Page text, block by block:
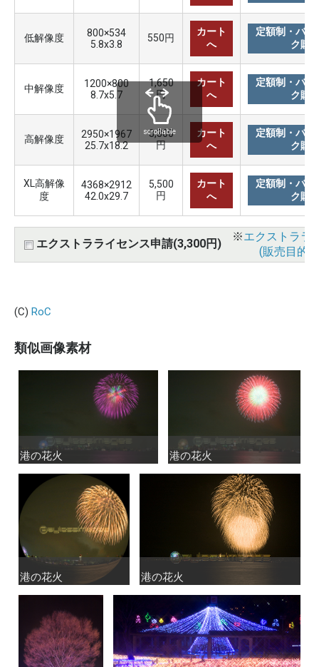
低解像度
800×534
5.8x3.8
550円
カート
へ
定額制・バリ
ク購
中解像度
1200×800
8.7x5.7
1,650
円
カート
へ
定額制・バリ
ク購
高解像度
2950×1967
25.7x18.2
3,300
円
カート
へ
定額制・バリ
ク購
XL高解像
度
4368×2912
42.0x29.7
5,500
円
カート
へ
定額制・バリ
ク購
エクストラライセンス申請(3,300円)
※エクストララ
(販売目的
scrollable
(C) RoC
類似画像素材
港の花火
港の花火 港の花火
港の花火
港の花火
港の花火 港の花火
港の花火